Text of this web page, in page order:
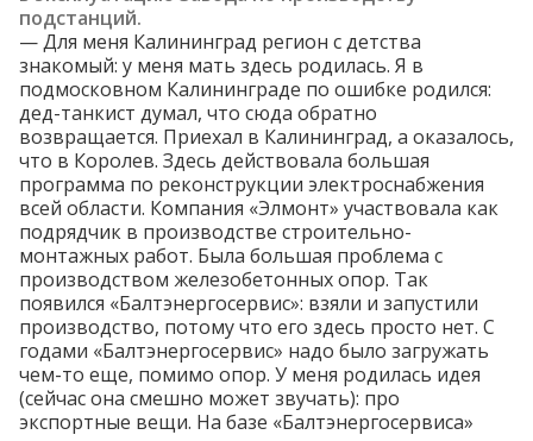
подстанций.
— Для меня Калининград регион с детства
знакомый: у меня мать здесь родилась. Я в
подмосковном Калининграде по ошибке родился:
дед-танкист думал, что сюда обратно
возвращается. Приехал в Калининград, а оказалось,
что в Королев. Здесь действовала большая
программа по реконструкции электроснабжения
всей области. Компания «Элмонт» участвовала как
подрядчик в производстве строительно-
монтажных работ. Была большая проблема с
производством железобетонных опор. Так
появился «Балтэнергосервис»: взяли и запустили
производство, потому что его здесь просто нет. С
годами «Балтэнергосервис» надо было загружать
чем-то еще, помимо опор. У меня родилась идея
(сейчас она смешно может звучать): про
экспортные вещи. На базе «Балтэнергосервиса»